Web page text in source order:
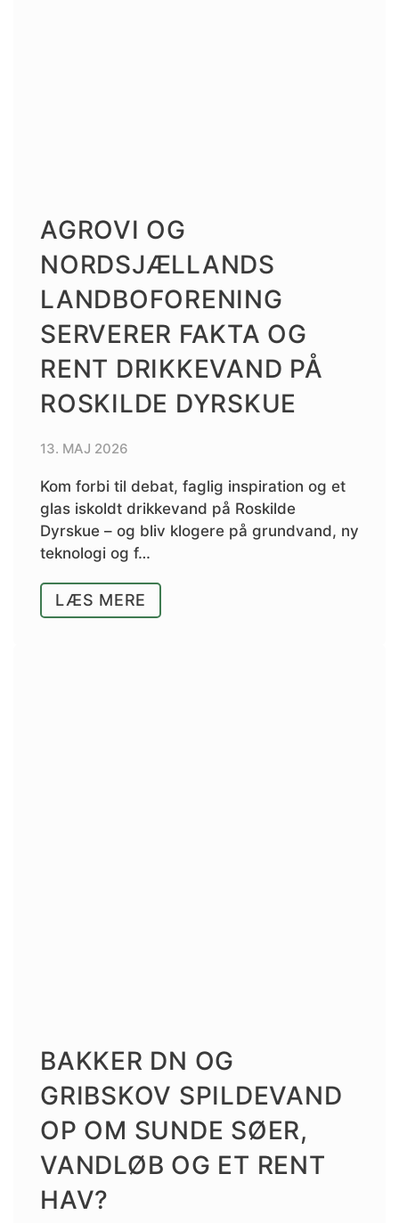
AGROVI OG
NORDSJÆLLANDS
LANDBOFORENING
SERVERER FAKTA OG
RENT DRIKKEVAND PÅ
ROSKILDE DYRSKUE
13. MAJ 2026
Kom forbi til debat, faglig inspiration og et
glas iskoldt drikkevand på Roskilde
Dyrskue – og bliv klogere på grundvand, ny
teknologi og f…
LÆS MERE
BAKKER DN OG
GRIBSKOV SPILDEVAND
OP OM SUNDE SØER,
VANDLØB OG ET RENT
HAV?